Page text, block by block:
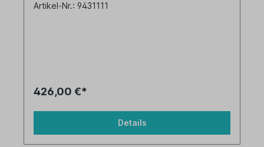
Artikel-Nr.: 9431111
426,00 €*
Details